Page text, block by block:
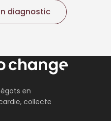
diagnostic
en
collecte